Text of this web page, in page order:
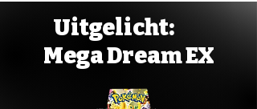
Uitgelicht:
Mega Dream EX